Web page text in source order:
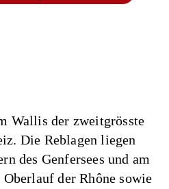
Wallis der zweitgrösste
Die Reblagen liegen
des Genfersees und am
der Rhône sowie